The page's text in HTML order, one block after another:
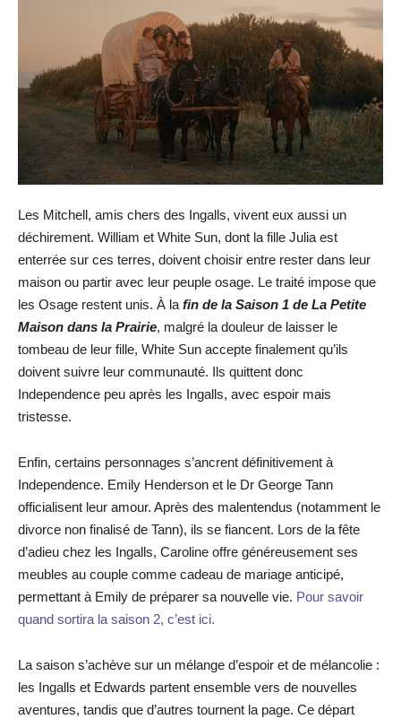
Les Mitchell, amis chers des Ingalls, vivent eux aussi un
déchirement. William et White Sun, dont la fille Julia est
enterrée sur ces terres, doivent choisir entre rester dans leur
maison ou partir avec leur peuple osage. Le traité impose que
les Osage restent unis. À la fin de la Saison 1 de La Petite
Maison dans la Prairie, malgré la douleur de laisser le
tombeau de leur fille, White Sun accepte finalement qu’ils
doivent suivre leur communauté. Ils quittent donc
Independence peu après les Ingalls, avec espoir mais
tristesse.
Enfin, certains personnages s’ancrent définitivement à
Independence. Emily Henderson et le Dr George Tann
officialisent leur amour. Après des malentendus (notamment le
divorce non finalisé de Tann), ils se fiancent. Lors de la fête
d’adieu chez les Ingalls, Caroline offre généreusement ses
meubles au couple comme cadeau de mariage anticipé,
permettant à Emily de préparer sa nouvelle vie. Pour savoir
quand sortira la saison 2, c’est ici.
La saison s’achève sur un mélange d’espoir et de mélancolie :
les Ingalls et Edwards partent ensemble vers de nouvelles
aventures, tandis que d’autres tournent la page. Ce départ